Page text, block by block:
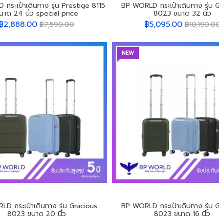
กระเป๋าเดินทาง รุ่น Prestige 8115
าด 24 นิ้ว special price
2,888.00 ฿7,590.00
BP WORLD กระเป๋าเดินทาง รุ่น
8023 ขนาด 32 นิ้ว
฿5,095.00 ฿
กระเป๋าเดินทาง รุ่น Gracious
8023 ขนาด 20 นิ้ว
NEW
BP WORLD กระเป๋าเดินทาง รุ่น
8023 ขนาด 16 นิ้ว